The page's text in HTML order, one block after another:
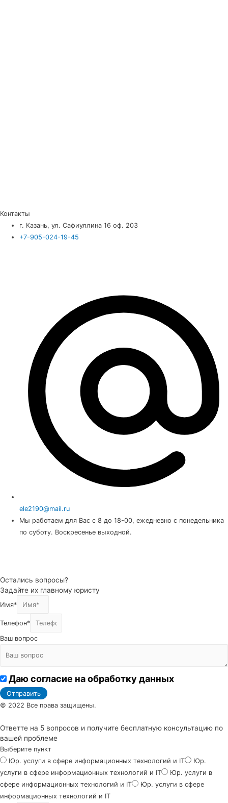
Контакты
г. Казань, ул. Сафиуллина 16 оф. 203
+7-905-024-19-45
ele2190@mail.ru
Мы работаем для Вас с 8 до 18-00, ежедневно с понедельника
по суботу. Воскресенье выходной.
Остались вопросы?
Задайте их главному юристу
Имя*
Телефон*
Ваш вопрос
Даю согласие на обработку данных
Отправить
© 2022 Все права защищены.
Ответте на 5 вопросов и получите бесплатную консультацию по
вашей проблеме
Выберите пункт
Юр. услуги в сфере информационных технологий и IT
Юр.
услуги в сфере информационных технологий и IT
Юр. услуги в
сфере информационных технологий и IT
Юр. услуги в сфере
информационных технологий и IT